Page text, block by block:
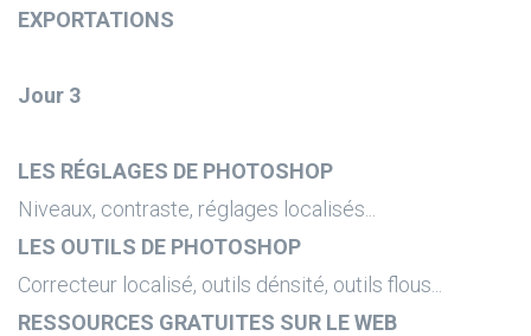
EXPORTATIONS
Jour 3
LES RÉGLAGES DE PHOTOSHOP
Niveaux, contraste, réglages localisés...
LES OUTILS DE PHOTOSHOP
Correcteur localisé, outils dénsité, outils flous...
RESSOURCES GRATUITES SUR LE WEB